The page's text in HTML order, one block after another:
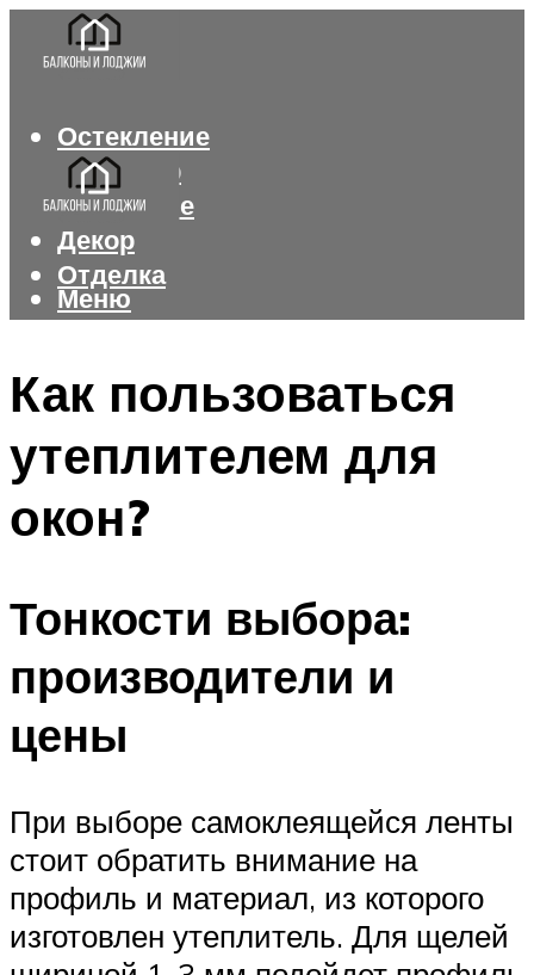
Остекление
Интерьер
Утепление
Декор
Отделка
Меню
Как пользоваться
утеплителем для
окон?
Тонкости выбора:
производители и
цены
При выборе самоклеящейся ленты
стоит обратить внимание на
профиль и материал, из которого
изготовлен утеплитель. Для щелей